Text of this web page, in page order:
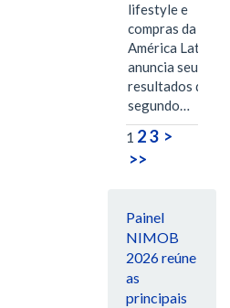
lifestyle e
compras da
América Latina
anuncia seus
resultados do
segundo…
1 23 >
>>
Painel
NIMOB
2026 reúne
as
principais